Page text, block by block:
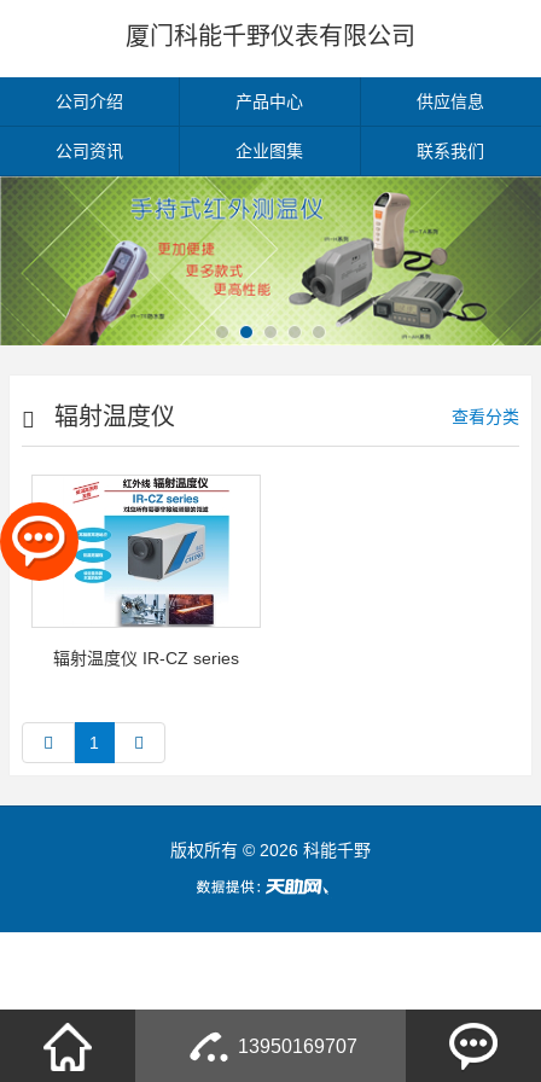
厦门科能千野仪表有限公司
公司介绍 产品中心 供应信息
公司资讯 企业图集 联系我们
辐射温度仪 查看分类
辐射温度仪 IR-CZ series
1
13950169707
版权所有 © 2026 科能千野